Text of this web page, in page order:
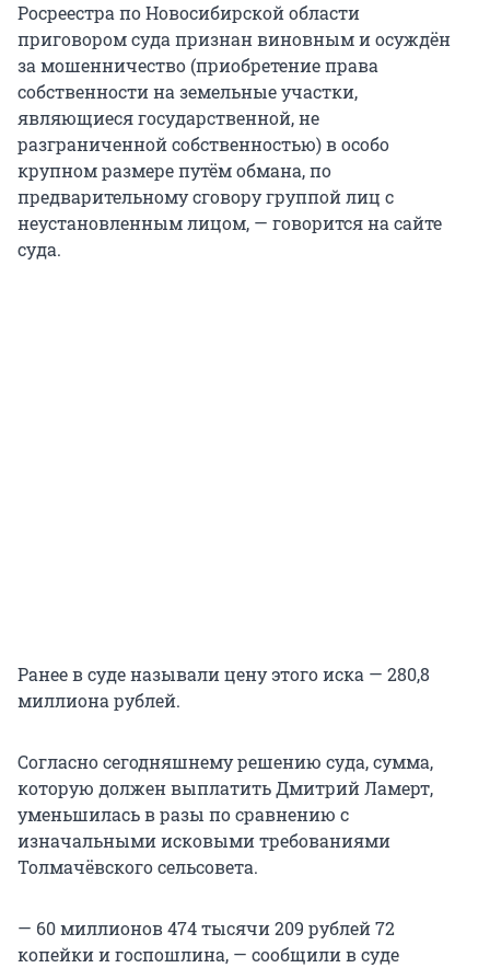
Росреестра по Новосибирской области
приговором суда признан виновным и осуждён
за мошенничество (приобретение права
собственности на земельные участки,
являющиеся государственной, не
разграниченной собственностью) в особо
крупном размере путём обмана, по
предварительному сговору группой лиц с
неустановленным лицом, — говорится на сайте
суда.
Ранее в суде называли цену этого иска — 280,8
миллиона рублей.
Согласно сегодняшнему решению суда, сумма,
которую должен выплатить Дмитрий Ламерт,
уменьшилась в разы по сравнению с
изначальными исковыми требованиями
Толмачёвского сельсовета.
— 60 миллионов 474 тысячи 209 рублей 72
копейки и госпошлина, — сообщили в суде